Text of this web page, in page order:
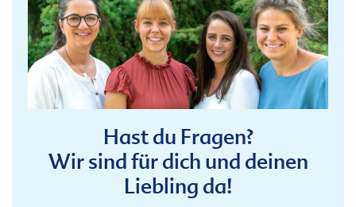
Hast du Fragen?
Wir sind für dich und deinen
Liebling da!